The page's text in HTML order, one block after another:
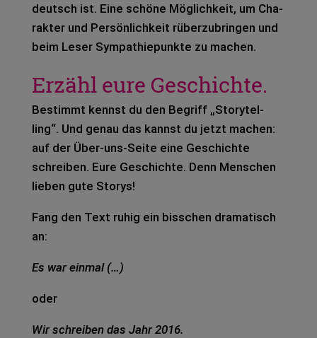
deutsch ist. Eine schö­ne Mög­lich­keit, um Cha­
rak­ter und Per­sön­lich­keit rüber­zu­brin­gen und
beim Leser Sym­pa­thie­punk­te zu machen.
Erzähl eure Geschichte.
Bestimmt kennst du den Begriff „Sto­rytel­
ling“. Und genau das kannst du jetzt machen:
auf der Über-uns-Seite eine Geschich­te
schrei­ben. Eure Geschich­te. Denn Men­schen
lie­ben gute Sto­rys!
Fang den Text ruhig ein biss­chen dra­ma­tisch
an:
Es war ein­mal (…)
oder
Wir schrei­ben das Jahr 2016.